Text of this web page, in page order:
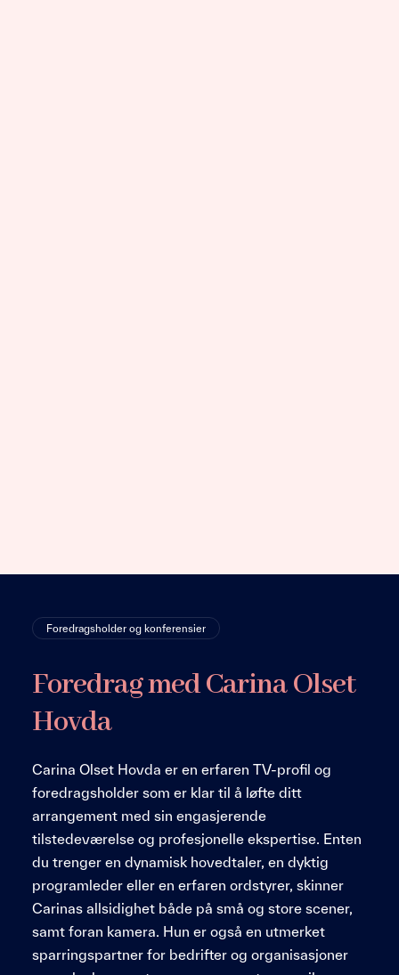
Foredragsholder og konferensier
Foredrag med Carina Olset
Hovda
Carina Olset Hovda er en erfaren TV-profil og
foredragsholder som er klar til å løfte ditt
arrangement med sin engasjerende
tilstedeværelse og profesjonelle ekspertise. Enten
du trenger en dynamisk hovedtaler, en dyktig
programleder eller en erfaren ordstyrer, skinner
Carinas allsidighet både på små og store scener,
samt foran kamera. Hun er også en utmerket
sparringspartner for bedrifter og organisasjoner